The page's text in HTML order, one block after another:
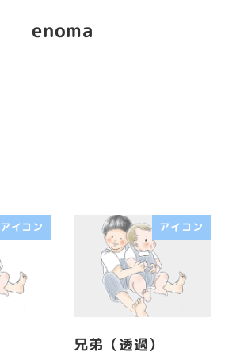
enoma
アイコン アイコン
兄弟（透過）